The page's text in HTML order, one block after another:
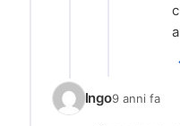
Ingo9 anni fa